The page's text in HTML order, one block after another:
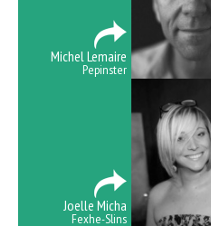
Michel Lemaire
Pepinster
Joelle Micha
Fexhe-Slins